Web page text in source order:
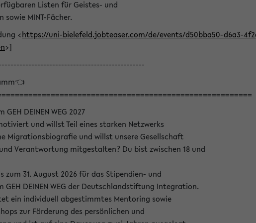
Listen für Geistes- und
sowie MINT-Fächer.
<https://uni-bielefeld.jobteaser.com/de/events/d50bba50-d6a3-
>]
DEINEN WEG 2027
und willst Teil eines starken Netzwerks
Migrationsbiografie und willst unsere Gesellschaft
Verantwortung mitgestalten? Du bist zwischen 18 und
zum 31. August 2026 für das Stipendien- und
DEINEN WEG der Deutschlandstiftung Integration.
ein individuell abgestimmtes Mentoring sowie
zur Förderung des persönlichen und